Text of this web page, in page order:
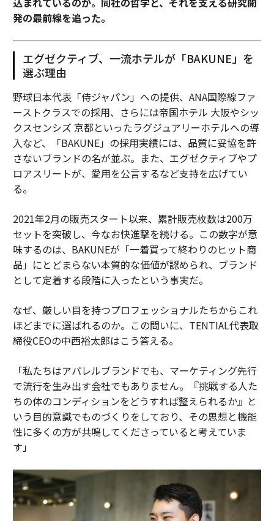
発の最前線を追った。
エグゼクティブ、一流ホテルが「BAKUNE」を
選ぶ理由
野球日本代表「侍ジャパン」への提供、ANA国際線ファ
ーストクラスでの採用、さらには帝国ホテル 大阪やシッ
クスセンシズ 京都といったラグジュアリーホテルへの導
入など、「BAKUNE」の採用実績には、品質に妥協を許
さないブランドの名が並ぶ。また、エグゼクティブやプ
ロアスリートが、愛用を公言するなど支持を広げてい
る。
2021年2月の販売スタート以来、累計販売枚数は200万
セットを突破し、今なお快進撃を続ける。この数字が意
味するのは、BAKUNEが「一着買って終わりのヒット商
品」にとどまらない本質的な価値が認められ、ブランド
として定着する段階に入ったという事実だ。
なぜ、厳しい目を持つプロフェッショナルたちからこれ
ほどまでに選ばれるのか。この問いに、TENTIAL代表取
締役CEOの中西裕太郎はこう答える。
「私たちはアパレルブランドでも、マーケティング先行
で流行を生み出す会社でもありません。『挑戦する人た
ちの体のコンディションをどうすれば整えられるか』と
いう目的意識でものづくりをしており、その思想と機能
性に多くの方が共鳴してくださっていると考えていま
す」